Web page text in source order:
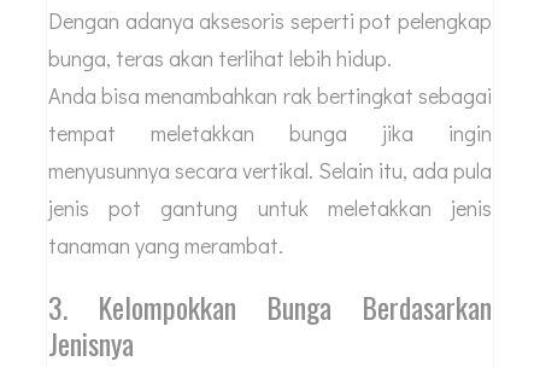
Dengan adanya aksesoris seperti pot pelengkap
bunga, teras akan terlihat lebih hidup.
Anda bisa menambahkan rak bertingkat sebagai
tempat meletakkan bunga jika ingin
menyusunnya secara vertikal. Selain itu, ada pula
jenis pot gantung untuk meletakkan jenis
tanaman yang merambat.
3. Kelompokkan Bunga Berdasarkan
Jenisnya